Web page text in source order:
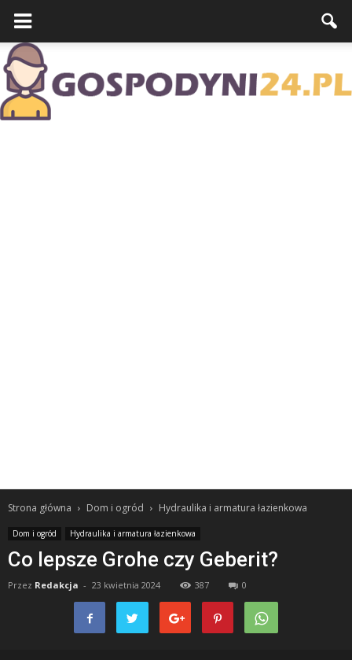
Strona główna Dom i ogród Hydraulika i armatura łazienkowa
Dom i ogród Hydraulika i armatura łazienkowa
Co lepsze Grohe czy Geberit?
Przez Redakcja - 23 kwietnia 2024 387 0